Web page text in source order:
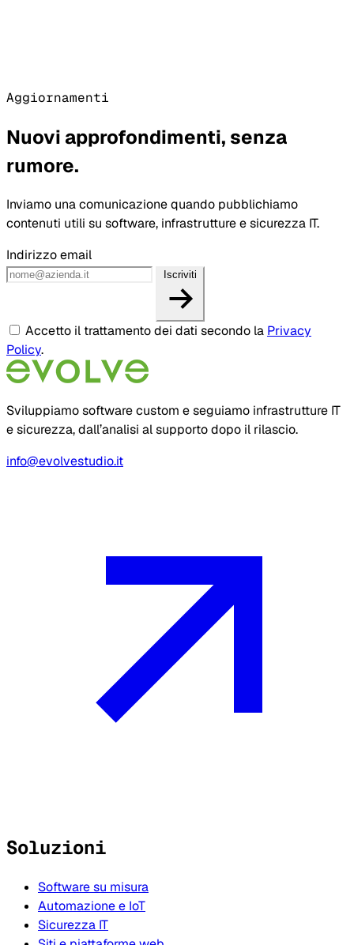
Aggiornamenti
Nuovi approfondimenti, senza
rumore.
Inviamo una comunicazione quando pubblichiamo
contenuti utili su software, infrastrutture e sicurezza IT.
Indirizzo email
Iscriviti
Accetto il trattamento dei dati secondo la Privacy
Policy.
Sviluppiamo software custom e seguiamo infrastrutture IT
e sicurezza, dall’analisi al supporto dopo il rilascio.
info@evolvestudio.it
Soluzioni
Software su misura
Automazione e IoT
Sicurezza IT